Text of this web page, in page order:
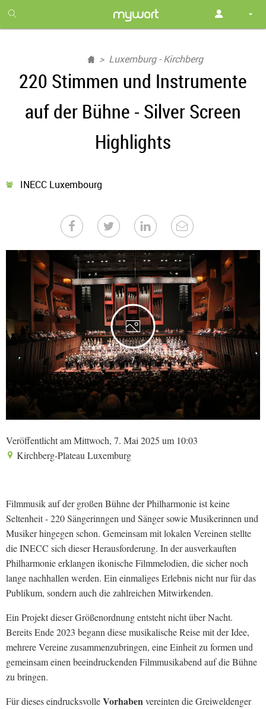
month
free
Luxemburg - Kirchberg
220 Stimmen und Instrumente
auf der Bühne - Silver Screen
Highlights
INECC Luxembourg
7
Veröffentlicht am Mittwoch, 7. Mai 2025 um 10:03
Kirchberg-Plateau Luxemburg
Filmmusik auf der großen Bühne der Philharmonie ist keine
Seltenheit - 220 Sängerinngen und Sänger sowie Musikerinnen und
Musiker hingegen schon. Gemeinsam mit lokalen Vereinen stellte
die INECC sich dieser Herausforderung. In der ausverkauften
Philharmonie erklangen ikonische Filmmelodien, die sicher noch
lange nachhallen werden. Ein einmaliges Erlebnis nicht nur für das
Publikum, sondern auch die zahlreichen Mitwirkenden.
Ein Projekt dieser Größenordnung entsteht nicht über Nacht.
Bereits Ende 2023 begann diese musikalische Reise mit der Idee,
mehrere Vereine zusammenzubringen, eine Einheit zu formen und
gemeinsam einen beeindruckenden Filmmusikabend auf die Bühne
zu bringen.
Für dieses eindrucksvolleVorhabenvereinten die Greiweldenger